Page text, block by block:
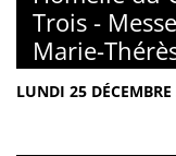
Trois -
Marie-
LUNDI 25